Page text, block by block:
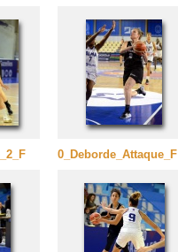
0_Deborde_Attaque_F